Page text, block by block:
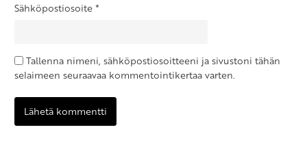
Sähköpostiosoite*
Tallenna nimeni, sähköpostiosoitteeni ja sivustoni tähän
selaimeen seuraavaa kommentointikertaa varten.